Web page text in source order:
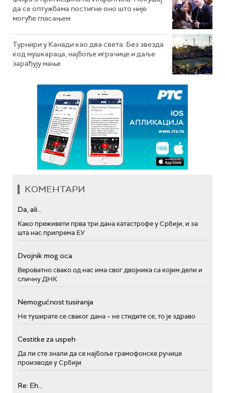
да се оптужбама постигне оно што није
могуће гласањем
Турнири у Канади као два света: Без звезда
код мушкараца, најбоље играчице и даље
зарађују мање
КОМЕНТАРИ
Da, ali...
Како преживети прва три дана катастрофе у Србији, и за
шта нас припрема ЕУ
Dvojnik mog oca
Вероватно свако од нас има свог двојника са којим дели и
сличну ДНК
Nemogućnost tusiranja
Не туширате се сваког дана – не стидите се, то је здраво
Cestitke za uspeh
Да ли сте знали да се најбоље грамофонске ручице
производе у Србији
Re: Eh...